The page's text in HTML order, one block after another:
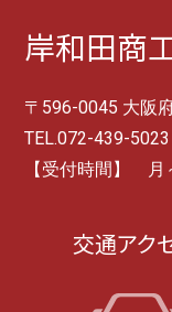
岸和田商
〒596-0045 大阪
TEL.072-439-
【受付時間】 月
交通アク